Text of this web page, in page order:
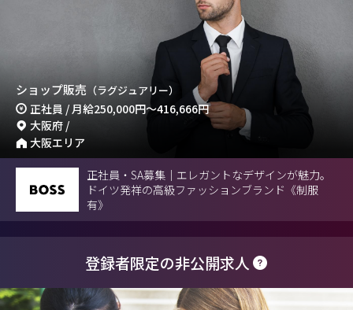
ショップ販売 （ラグジュアリー）
正社員 / 月給250,000円～416,666円
大阪府 /
大阪エリア
正社員・SA募集｜エレガントなデザインが魅力。
ドイツ発祥の高級ファッションブランド《制服
有》
登録者限定の非公開求人